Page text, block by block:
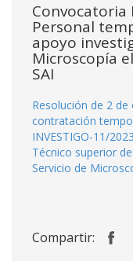
Convocatoria
Personal
apoyo
Microscopía
SAI
Resolución de 2
contratación
INVESTIGO-11/
Técnico superior
Servicio de
Compartir: